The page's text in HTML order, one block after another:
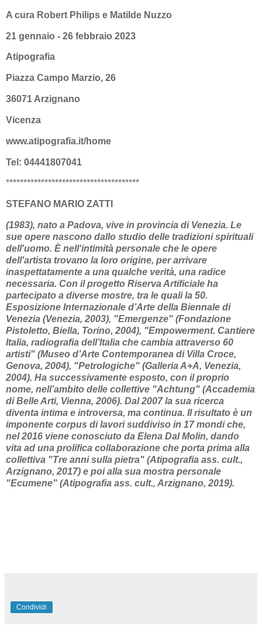
A cura Robert Philips e Matilde Nuzzo
21 gennaio - 26 febbraio 2023
Atipografia
Piazza Campo Marzio, 26
36071 Arzignano
Vicenza
www.atipografia.it/home
Tel: 04441807041
**************************************
STEFANO MARIO ZATTI
(1983), nato a Padova, vive in provincia di Venezia. Le
sue opere nascono dallo studio delle tradizioni spirituali
dell'uomo. È nell'intimità personale che le opere
dell'artista trovano la loro origine, per arrivare
inaspettatamente a una qualche verità, una radice
necessaria. Con il progetto Riserva Artificiale ha
partecipato a diverse mostre, tra le quali la 50.
Esposizione Internazionale d’Arte della Biennale di
Venezia (Venezia, 2003), "Emergenze" (Fondazione
Pistoletto, Biella, Torino, 2004), "Empowerment. Cantiere
Italia, radiografia dell’Italia che cambia attraverso 60
artisti" (Museo d’Arte Contemporanea di Villa Croce,
Genova, 2004), "Petrologiche" (Galleria A+A, Venezia,
2004). Ha successivamente esposto, con il proprio
nome, nell’ambito delle collettive "Achtung" (Accademia
di Belle Arti, Vienna, 2006). Dal 2007 la sua ricerca
diventa intima e introversa, ma continua. Il risultato è un
imponente corpus di lavori suddiviso in 17 mondi che,
nel 2016 viene conosciuto da Elena Dal Molin, dando
vita ad una prolifica collaborazione che porta prima alla
collettiva "Tre anni sulla pietra" (Atipografia ass. cult.,
Arzignano, 2017) e poi alla sua mostra personale
"Ecumene" (Atipografia ass. cult., Arzignano, 2019).
Condividi